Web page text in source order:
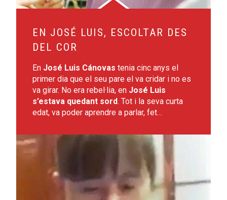
EN JOSÉ LUIS, ESCOLTAR DES
DEL COR
En José Luis Cánovas tenia cinc anys el
primer dia que el seu pare el va cridar i no es
va girar. No era rebel·lia, en José Luis
s’estava quedant sord. Tot i la seva curta
edat, va poder aprendre a parlar, fet…
Leer más sobre La Natalia, les noves tecnologies